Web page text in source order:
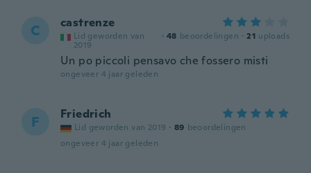
C castrenze
Lid geworden van
2019
· 48 beoordelingen · 21 uploads
Un po piccoli pensavo che fossero misti
ongeveer 4 jaar geleden
F Friedrich
Lid geworden van 2019 · 89 beoordelingen
ongeveer 4 jaar geleden